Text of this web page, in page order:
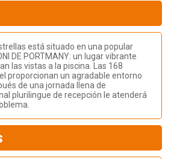
está situado en una popular
DE PORTMANY: un lugar vibrante
las vistas a la piscina. Las 168
proporcionan un agradable entorno
de una jornada llena de
plurilingue de recepción le atenderá